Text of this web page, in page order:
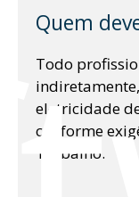
Quem
Todo
eletricidade
conforme
Trabalho.